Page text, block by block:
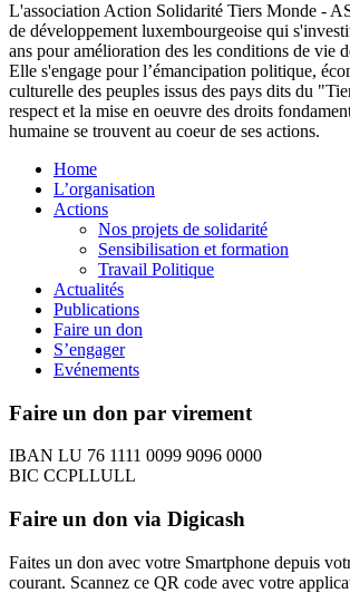
L'association Action Solidarité Tiers Monde -
de développement luxembourgeoise qui
ans pour amélioration des les conditions de vie
Elle s'engage pour l’émancipation politique,
culturelle des peuples issus des pays dits du
respect et la mise en oeuvre des droits
humaine se trouvent au coeur de ses actions.
Home
L’organisation
Actions
Nos projets de solidarité
Sensibilisation et formation
Travail Politique
Actualités
Publications
Faire un don
S’engager
Evénements
Faire un don par virement
IBAN LU 76 1111 0099 9096 0000
BIC CCPLLULL
Faire un don via Digicash
Faites un don avec votre Smartphone depuis
courant. Scannez ce QR code avec votre